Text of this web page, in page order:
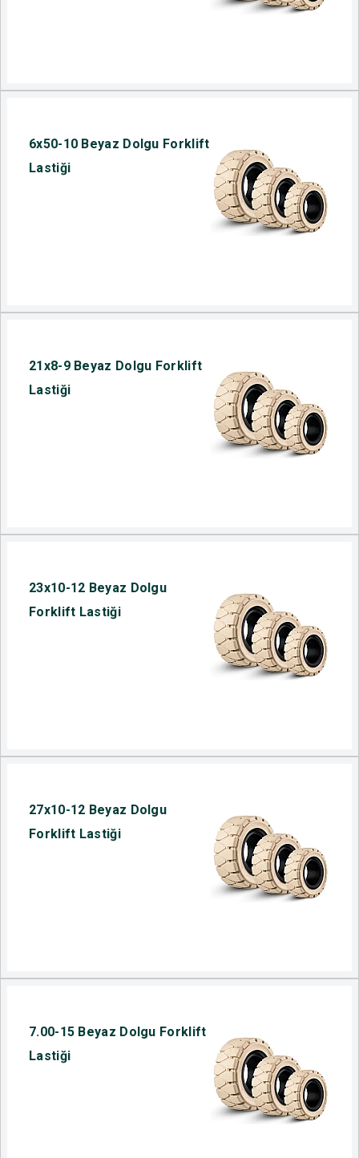
6x50-10 Beyaz Dolgu Forklift
Lastiği
21x8-9 Beyaz Dolgu Forklift
Lastiği
23x10-12 Beyaz Dolgu
Forklift Lastiği
27x10-12 Beyaz Dolgu
Forklift Lastiği
7.00-15 Beyaz Dolgu Forklift
Lastiği